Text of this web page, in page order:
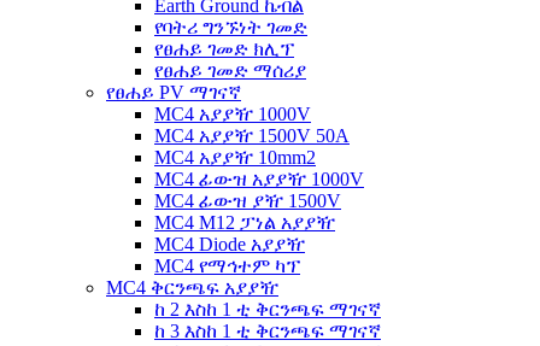
Earth Ground ኬብል
የባትሪ ግንኙነት ገመድ
የፀሐይ ገመድ ክሊፕ
የፀሐይ ገመድ ማሰሪያ
የፀሐይ PV ማገናኛ
MC4 አያያዥ 1000V
MC4 አያያዥ 1500V 50A
MC4 አያያዥ 10mm2
MC4 ፊውዝ አያያዥ 1000V
MC4 ፊውዝ ያዥ 1500V
MC4 M12 ፓነል አያያዥ
MC4 Diode አያያዥ
MC4 የማኅተም ካፕ
MC4 ቅርንጫፍ አያያዥ
ከ 2 እስከ 1 ቲ ቅርንጫፍ ማገናኛ
ከ 3 እስከ 1 ቲ ቅርንጫፍ ማገናኛ